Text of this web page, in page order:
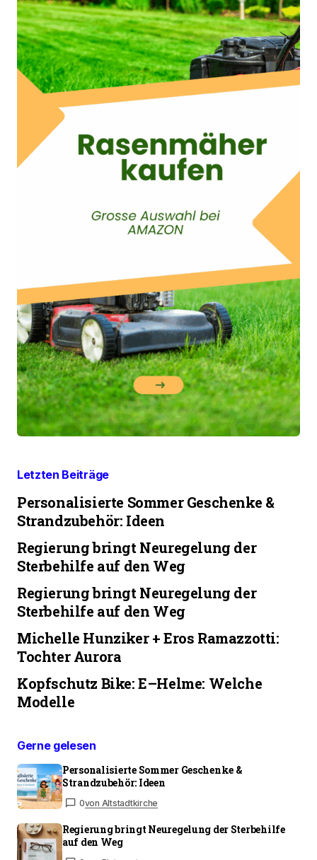
Letzten Beiträge
Personalisierte Sommer Geschenke &
Strandzubehör: Ideen
Regierung bringt Neuregelung der
Sterbehilfe auf den Weg
Regierung bringt Neuregelung der
Sterbehilfe auf den Weg
Michelle Hunziker + Eros Ramazzotti:
Tochter Aurora
Kopfschutz Bike: E–Helme: Welche
Modelle
Gerne gelesen
Personalisierte Sommer Geschenke &
Strandzubehör: Ideen
0von Altstadtkirche
Regierung bringt Neuregelung der Sterbehilfe
auf den Weg